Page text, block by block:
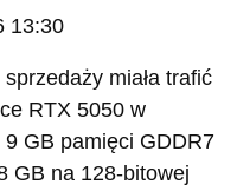
13:30
miała trafić
RTX 5050 w
GB pamięci GDDR7
GB na 128-bitowej